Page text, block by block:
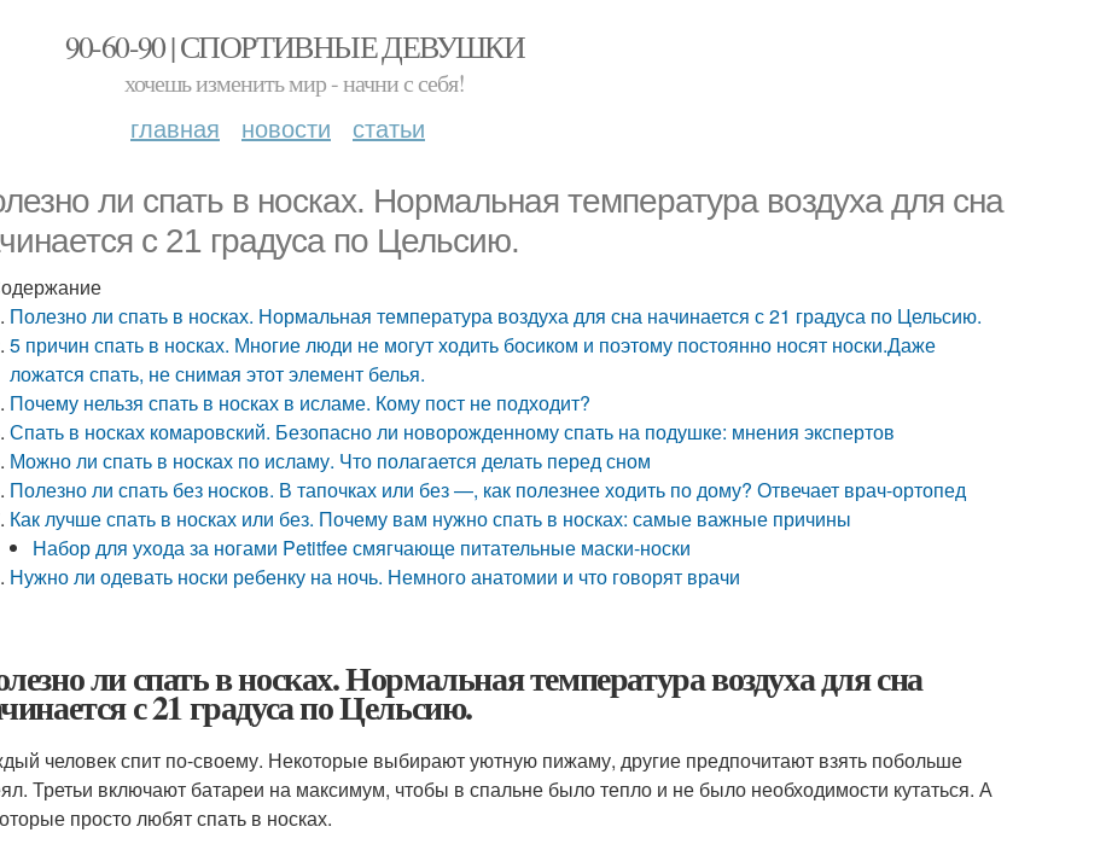
90-60-90 | СПОРТИВНЫЕ ДЕВУШКИ
хочешь изменить мир - начни с себя!
главная новости статьи
ли спать в носках. Нормальная температура воздуха для сна
с 21 градуса по Цельсию.
Полезно ли спать в носках. Нормальная температура воздуха для сна начинается с 21 градуса по Цельсию.
5 причин спать в носках. Многие люди не могут ходить босиком и поэтому постоянно носят носки.Даже
ложатся спать, не снимая этот элемент белья.
Почему нельзя спать в носках в исламе. Кому пост не подходит?
Спать в носках комаровский. Безопасно ли новорожденному спать на подушке: мнения экспертов
Можно ли спать в носках по исламу. Что полагается делать перед сном
Полезно ли спать без носков. В тапочках или без —, как полезнее ходить по дому? Отвечает врач-ортопед
Как лучше спать в носках или без. Почему вам нужно спать в носках: самые важные причины
Набор для ухода за ногами Petitfee смягчающе питательные маски-носки
Нужно ли одевать носки ребенку на ночь. Немного анатомии и что говорят врачи
ли спать в носках. Нормальная температура воздуха для сна
с 21 градуса по Цельсию.
человек спит по-своему. Некоторые выбирают уютную пижаму, другие предпочитают взять побольше
Третьи включают батареи на максимум, чтобы в спальне было тепло и не было необходимости кутаться. А
просто любят спать в носках.